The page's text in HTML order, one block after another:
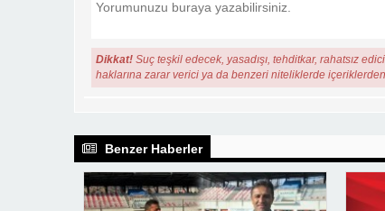
Dikkat! Suç teşkil edecek, yasadışı, tehditkar, rahatsız
haklarına zarar verici ya da benzeri niteliklerde
Benzer Haberler